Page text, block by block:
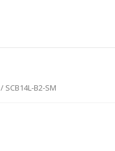
/ SCB14L-B2-SM